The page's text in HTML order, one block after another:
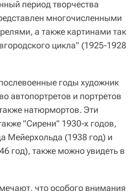
период творчества
многочисленными
а также картинами так
цикла" (1925-1928
годы художник
автопортретов и портретов
натюрмортов. Эти
"Сирени" 1930-х годов,
Мейерхольда (1938 год) и
год), также можно увидеть в
что особого внимания